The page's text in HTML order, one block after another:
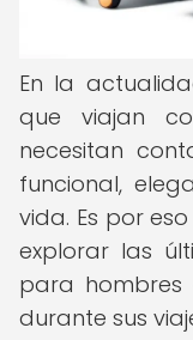
En la
que viajan
necesitan
funcional,
vida. Es por
explorar las
para hombres
durante sus